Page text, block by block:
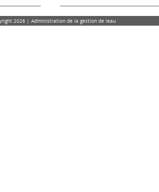
2026 | Administration de la gestion de leau